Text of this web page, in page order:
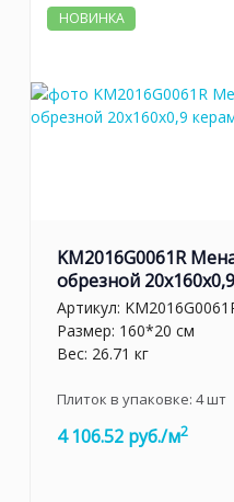
НОВИНКА
KM2016G0061R
обрезной
Артикул:
Размер: 160*20 см
Вес: 26.71 кг
Плиток в упаковке: 4шт
4 106.52 руб./м2